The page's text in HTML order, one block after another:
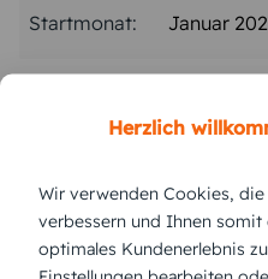
Startmonat: Januar
Gesamtpreis: 14,99 € Inkl.
Herzlich
Wir verwenden Cookies,
verbessern und Ihnen
optimales Kundenerlebnis